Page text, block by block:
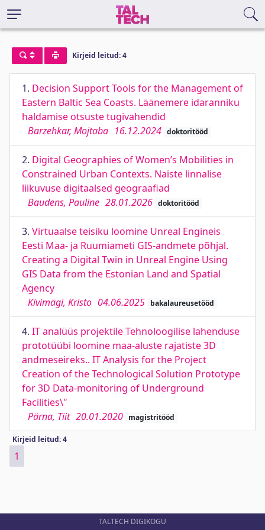
Kirjeid leitud: 4
1. Decision Support Tools for the Management of
Eastern Baltic Sea Coasts. Läänemere idaranniku
haldamise otsuste tugivahendid
Barzehkar, Mojtaba 16.12.2024 doktoritööd
2. Digital Geographies of Women’s Mobilities in
Constrained Urban Contexts. Naiste linnalise
liikuvuse digitaalsed geograafiad
Baudens, Pauline 28.01.2026 doktoritööd
3. Virtuaalse teisiku loomine Unreal Engineis
Eesti Maa- ja Ruumiameti GIS-andmete põhjal.
Creating a Digital Twin in Unreal Engine Using
GIS Data from the Estonian Land and Spatial
Agency
Kivimägi, Kristo 04.06.2025 bakalaureusetööd
4. IT analüüs projektile Tehnoloogilise lahenduse
prototüübi loomine maa-aluste rajatiste 3D
andmeseireks.. IT Analysis for the Project
Creation of the Technological Solution Prototype
for 3D Data-monitoring of Underground
Facilities\"
Pärna, Tiit 20.01.2020 magistritööd
Kirjeid leitud: 4
1
TALTECH DIGIKOGU